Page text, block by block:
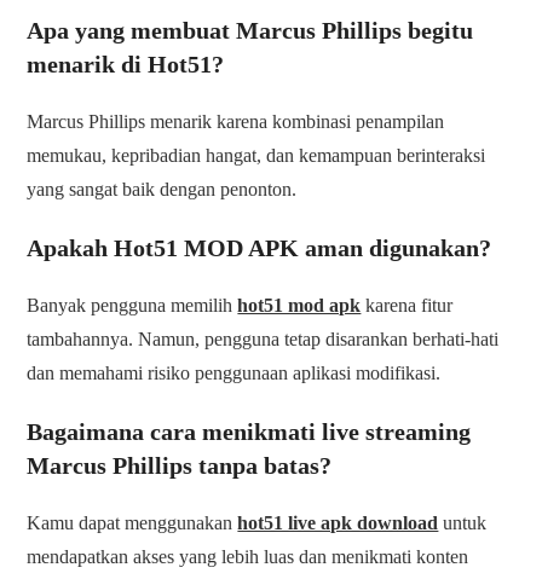
Apa yang membuat Marcus Phillips begitu
menarik di Hot51?
Marcus Phillips menarik karena kombinasi penampilan
memukau, kepribadian hangat, dan kemampuan berinteraksi
yang sangat baik dengan penonton.
Apakah Hot51 MOD APK aman digunakan?
Banyak pengguna memilihhot51 mod apk karena fitur
tambahannya. Namun, pengguna tetap disarankan berhati-hati
dan memahami risiko penggunaan aplikasi modifikasi.
Bagaimana cara menikmati live streaming
Marcus Phillips tanpa batas?
Kamu dapat menggunakanhot51 live apk download untuk
mendapatkan akses yang lebih luas dan menikmati konten